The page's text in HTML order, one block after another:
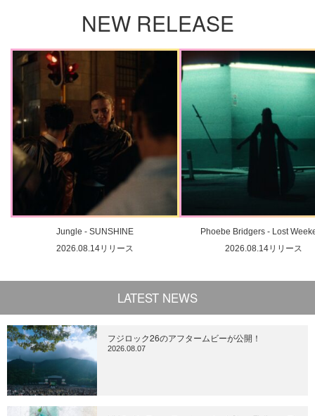
NEW RELEASE
Jungle - SUNSHINE
2026.08.14リリース
Phoebe Bridgers - Lost
2026.08.14リリース
LATEST NEWS
フジロック26のアフタームビーが公開！
2026.08.07